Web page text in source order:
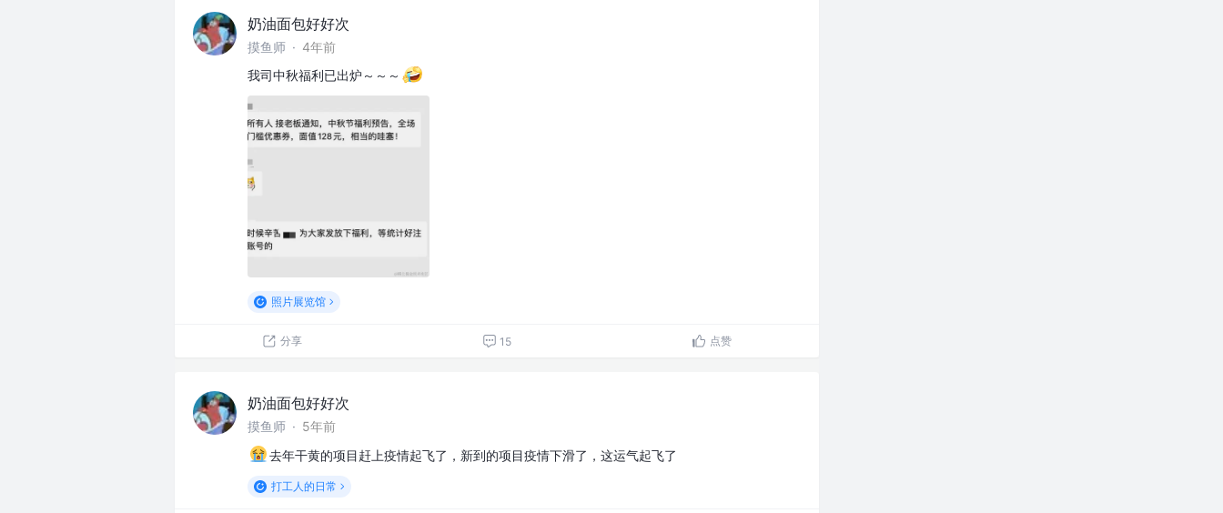
奶油面包好好次
摸鱼师 · 4年前
我司中秋福利已出炉～～～
照片展览馆
分享 15 点赞
奶油面包好好次
摸鱼师 · 5年前
去年干黄的项目赶上疫情起飞了，新到的项目疫情下滑了，这运气起飞了
打工人的日常